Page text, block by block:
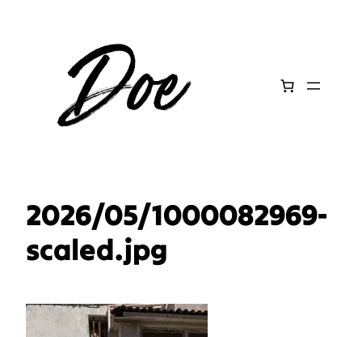
2026/05/1000082969-
scaled.jpg